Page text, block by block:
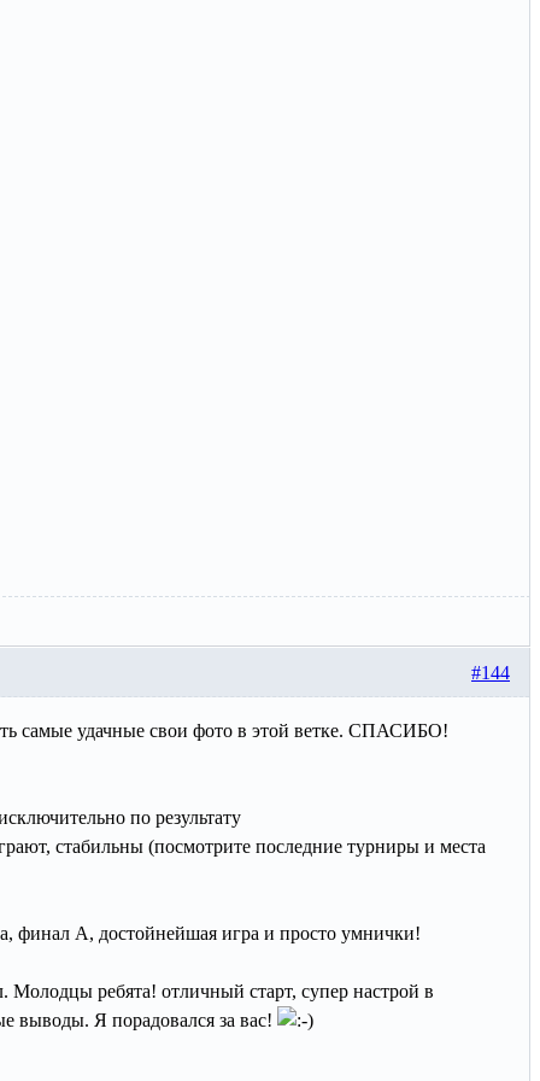
#144
самые удачные свои фото в этой ветке. СПАСИБО!
по результату
стабильны (посмотрите последние турниры и места
финал А, достойнейшая игра и просто умнички!
Молодцы ребята! отличный старт, супер настрой в
выводы. Я порадовался за вас!